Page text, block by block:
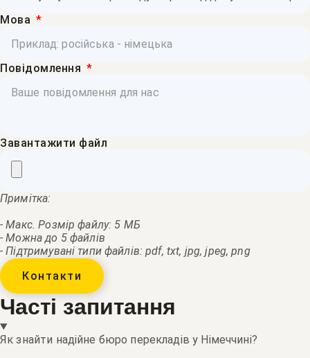
Мова
Повідомлення
Завантажити файл
Примітка:
- Макс. Розмір файлу: 5 МБ
- Можна до 5 файлів
- Підтримувані типи файлів: pdf, txt, jpg, jpeg, png
Контакти
Часті запитання
Як знайти надійне бюро перекладів у Німеччині?